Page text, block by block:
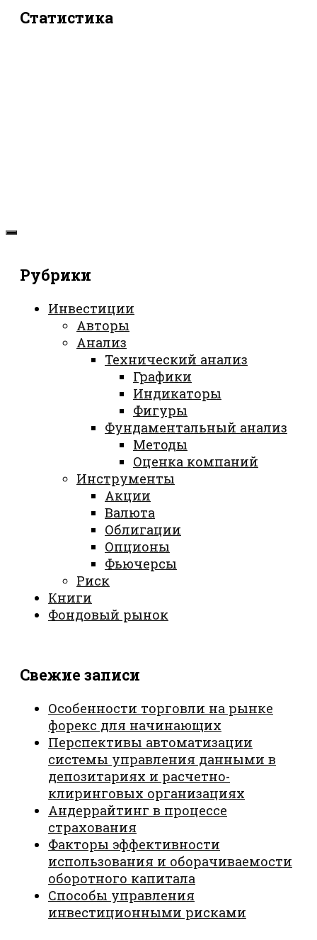
Статистика
Рубрики
Инвестиции
Авторы
Анализ
Технический анализ
Графики
Индикаторы
Фигуры
Фундаментальный анализ
Методы
Оценка компаний
Инструменты
Акции
Валюта
Облигации
Опционы
Фьючерсы
Риск
Книги
Фондовый рынок
Свежие записи
Особенности торговли на рынке
форекс для начинающих
Перспективы автоматизации
системы управления данными в
депозитариях и расчетно-
клиринговых организациях
Андеррайтинг в процессе
страхования
Факторы эффективности
использования и оборачиваемости
оборотного капитала
Способы управления
инвестиционными рисками